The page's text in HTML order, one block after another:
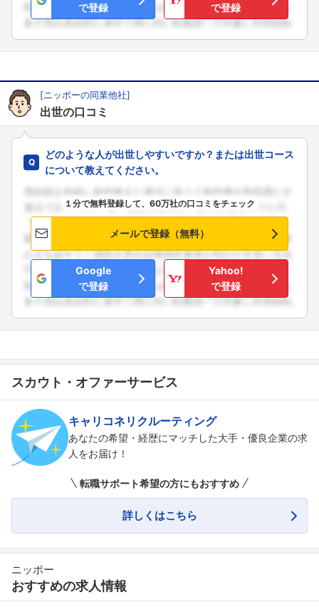
で登録
で登録
[ニッポーの同業他社]
出世の口コミ
どのような人が出世しやすいですか？または出世コース
について教えてください。
１分で無料登録して、60万社の口コミをチェック
メールで登録（無料）
Google
で登録
Yahoo!
で登録
スカウト・オファーサービス
キャリコネリクルーティング
あなたの希望・経歴にマッチした大手・優良企業の求
人をお届け！
転職サポート希望の方にもおすすめ
詳しくはこちら
ニッポー
おすすめの求人情報